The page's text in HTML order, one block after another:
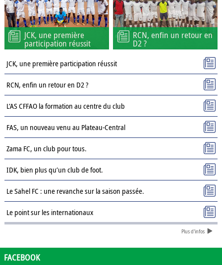
JCK, une première
participation réussit
RCN, enfin un retour en
D2 ?
JCK, une première participation réussit
RCN, enfin un retour en D2 ?
L’AS CFFAO la formation au centre du club
FAS, un nouveau venu au Plateau-Central
Zama FC, un club pour tous.
IDK, bien plus qu’un club de foot.
Le Sahel FC : une revanche sur la saison passée.
Le point sur les internationaux
Présentation des clubs de D3 : ASPC Tenkodogo
Plus d'infos
FACEBOOK